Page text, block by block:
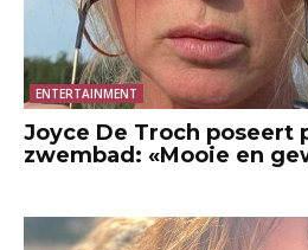
ENTERTAINMENT
Joyce De Troch poseert
zwembad: «Mooie en